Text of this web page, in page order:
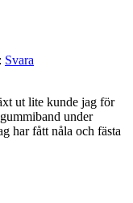
Svara
ut lite kunde jag för
under
har fått nåla och fästa